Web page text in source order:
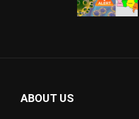
ABOUT US